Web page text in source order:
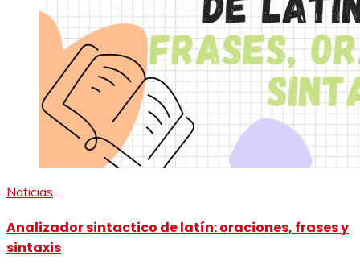
Noticias
Analizador sintactico de latín: oraciones, frases y
sintaxis